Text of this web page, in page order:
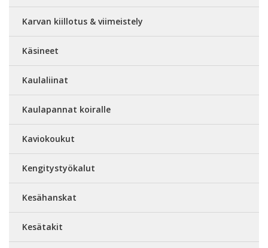
Karvan kiillotus & viimeistely
Käsineet
Kaulaliinat
Kaulapannat koiralle
Kaviokoukut
Kengitystyökalut
Kesähanskat
Kesätakit